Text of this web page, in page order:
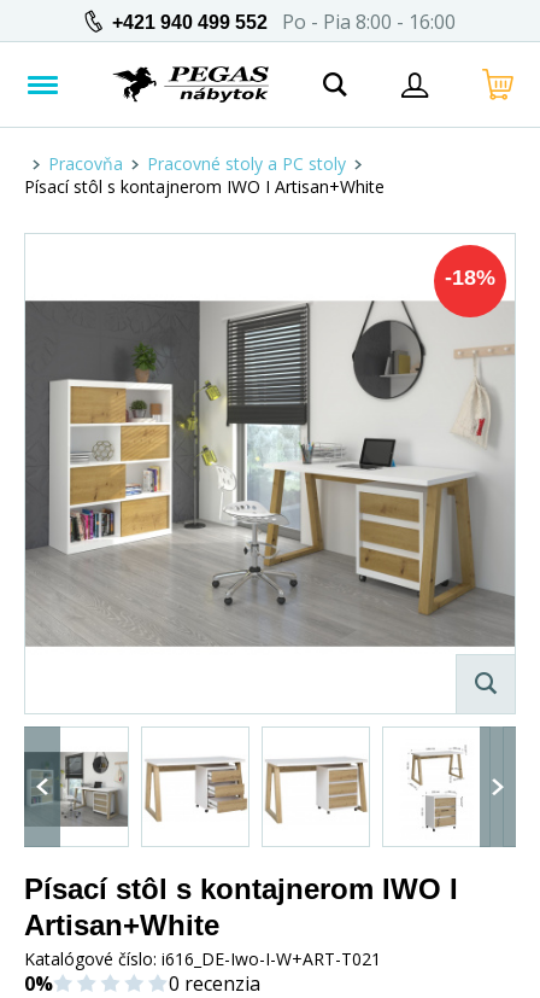
+421 940 499 552 Po - Pia 8:00 - 16:00
Pracovňa
Pracovné stoly a PC stoly
Písací stôl s kontajnerom IWO I Artisan+White
-18%
Písací stôl s kontajnerom IWO I
Artisan+White
Katalógové číslo: i616_DE-Iwo-I-W+ART-T021
0% 0 recenzia